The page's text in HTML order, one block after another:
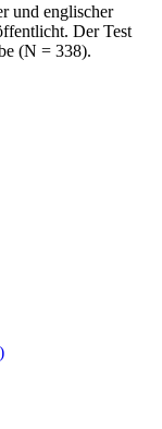
und englischer
Der Test
(N = 338).